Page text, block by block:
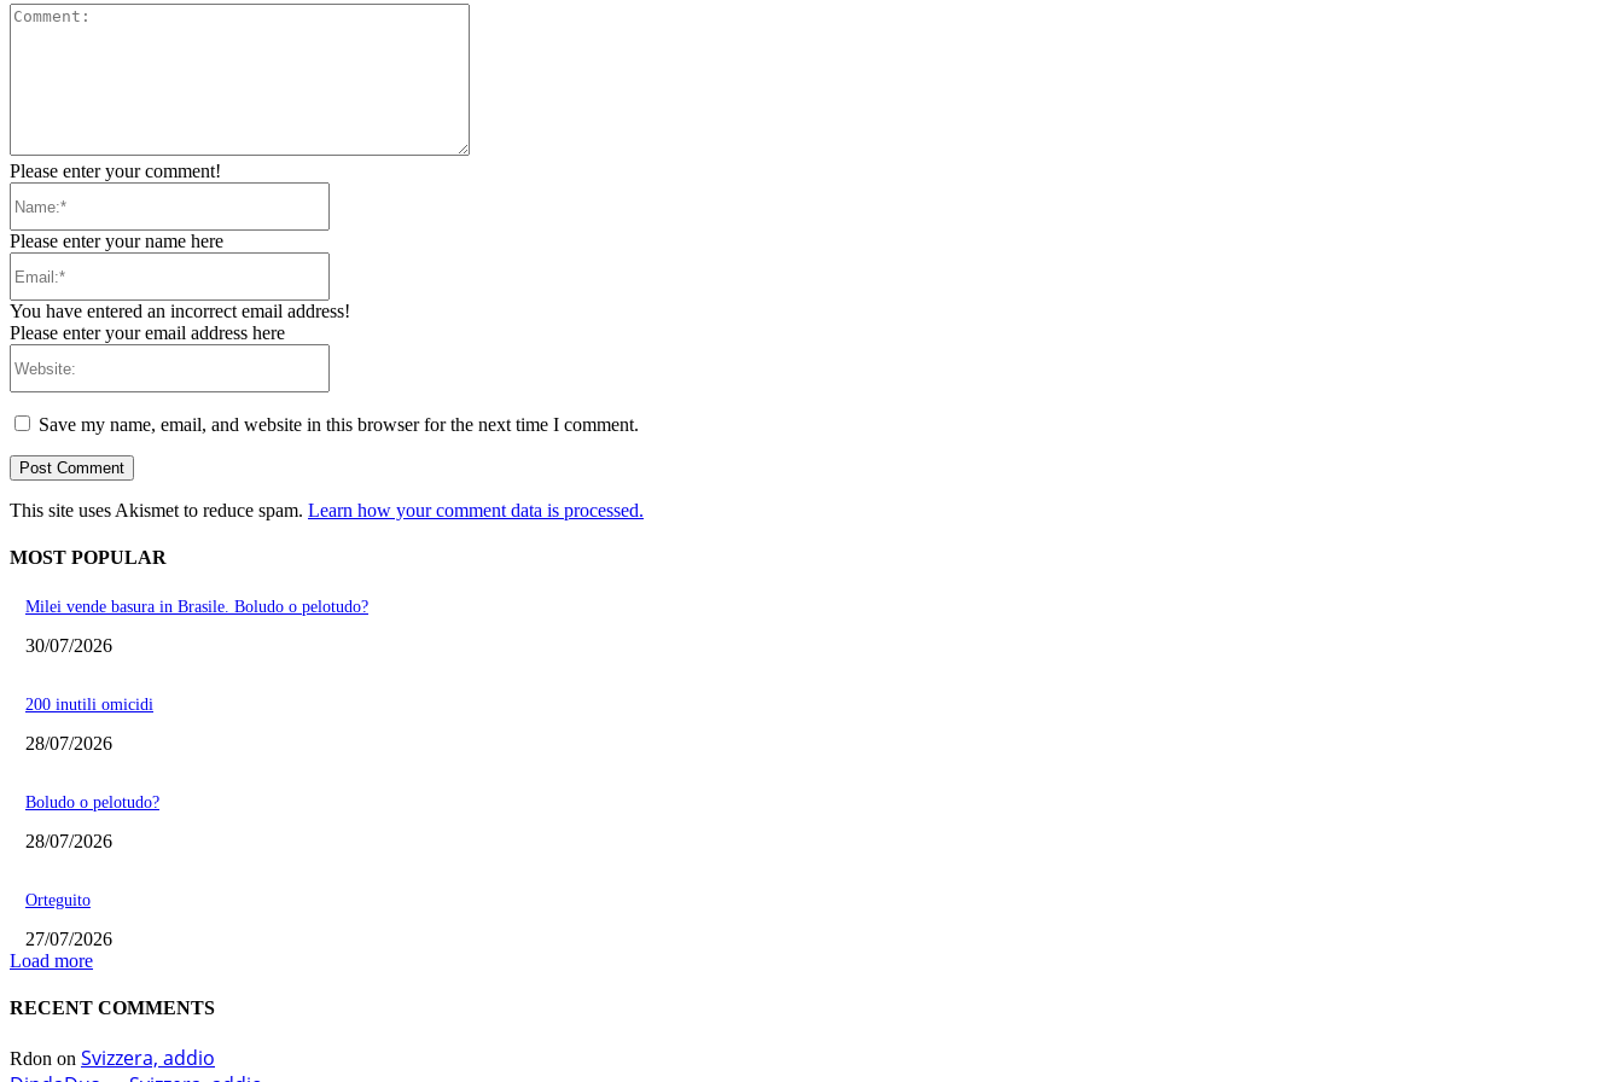
Please enter your comment!
Please enter your name here
You have entered an incorrect email address!
Please enter your email address here
Save my name, email, and website in this browser for the next time I comment.
This site uses Akismet to reduce spam. Learn how your comment data is processed.
MOST POPULAR
Milei vende basura in Brasile. Boludo o pelotudo?
30/07/2026
200 inutili omicidi
28/07/2026
Boludo o pelotudo?
28/07/2026
Orteguito
27/07/2026
Load more
RECENT COMMENTS
Rdon on Svizzera, addio